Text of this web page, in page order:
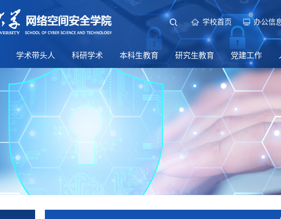
学校首页 办公信
学术带头人 科研学术 本科生教育 研究生教育 党建工作